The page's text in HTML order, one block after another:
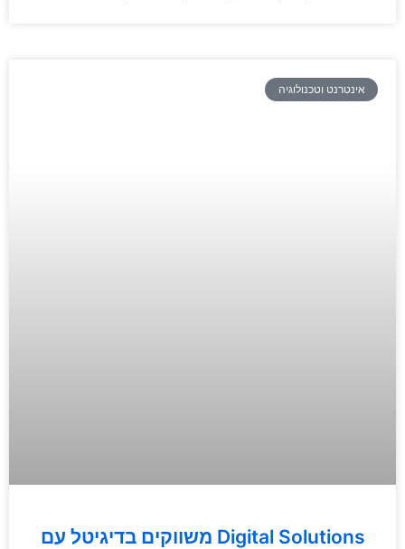
אינטרנט וטכנולוגיה
משווקים בדיגיטל עם Digital Solutions